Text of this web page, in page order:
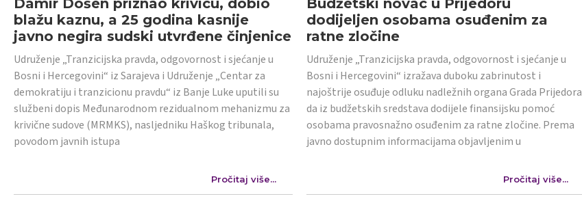
blažu kaznu, a 25 godina kasnije
javno negira sudski utvrđene činjenice
Udruženje „Tranzicijska pravda, odgovornost i sjećanje u
Bosni i Hercegovini“ iz Sarajeva i Udruženje „Centar za
demokratiju i tranzicionu pravdu“ iz Banje Luke uputili su
službeni dopis Međunarodnom rezidualnom mehanizmu za
krivične sudove (MRMKS), nasljedniku Haškog tribunala,
povodom javnih istupa
Pročitaj više...
dodijeljen osobama osuđenim za
ratne zločine
Udruženje „Tranzicijska pravda, odgovornost i sjećanje u
Bosni i Hercegovini“ izražava duboku zabrinutost i
najoštrije osuđuje odluku nadležnih organa Grada Prijedora
da iz budžetskih sredstava dodijele finansijsku pomoć
osobama pravosnažno osuđenim za ratne zločine. Prema
javno dostupnim informacijama objavljenim u
Pročitaj više...